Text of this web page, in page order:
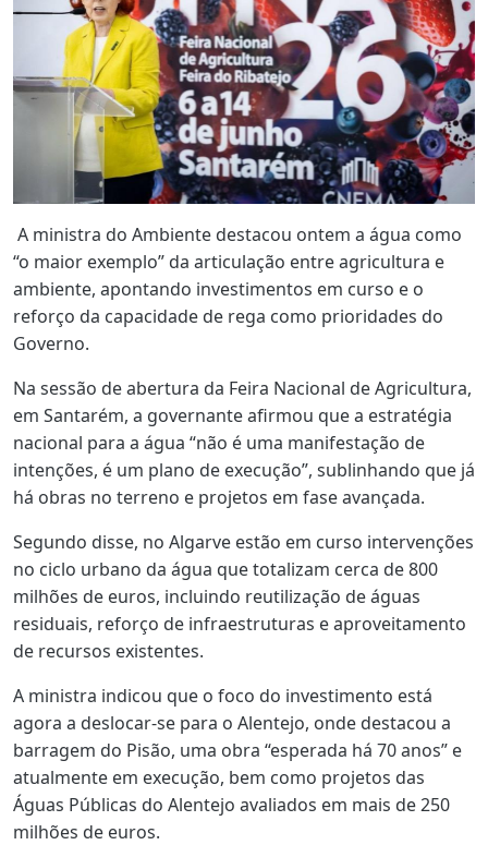
A ministra do Ambiente destacou ontem a água como
“o maior exemplo” da articulação entre agricultura e
ambiente, apontando investimentos em curso e o
reforço da capacidade de rega como prioridades do
Governo.
Na sessão de abertura da Feira Nacional de Agricultura,
em Santarém, a governante afirmou que a estratégia
nacional para a água “não é uma manifestação de
intenções, é um plano de execução”, sublinhando que já
há obras no terreno e projetos em fase avançada.
Segundo disse, no Algarve estão em curso intervenções
no ciclo urbano da água que totalizam cerca de 800
milhões de euros, incluindo reutilização de águas
residuais, reforço de infraestruturas e aproveitamento
de recursos existentes.
A ministra indicou que o foco do investimento está
agora a deslocar-se para o Alentejo, onde destacou a
barragem do Pisão, uma obra “esperada há 70 anos” e
atualmente em execução, bem como projetos das
Águas Públicas do Alentejo avaliados em mais de 250
milhões de euros.